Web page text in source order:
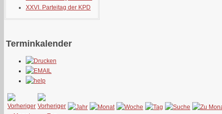
XXVI. Parteitag der KPD
Terminkalender